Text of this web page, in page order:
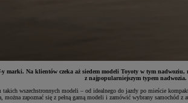
marki. Na klientów czeka aż siedem modeli Toyoty w tym
z najpopularniejszym typem nadwozia.
wszechstronnych modeli – od idealnego do jazdy po mieście
zapoznać się z pełną gamą modeli i zamówić wybrany